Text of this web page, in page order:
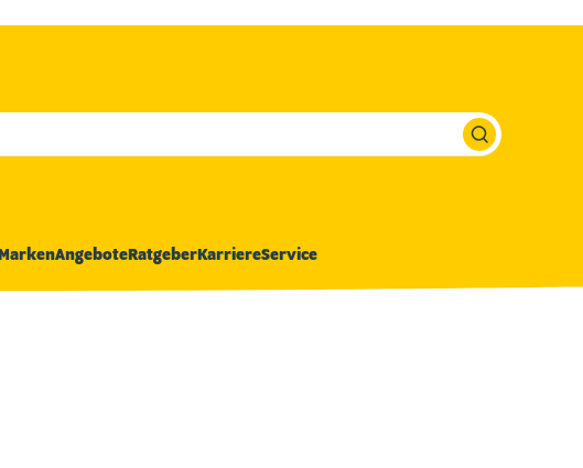
MarkenAngeboteRatgeberKarriereService